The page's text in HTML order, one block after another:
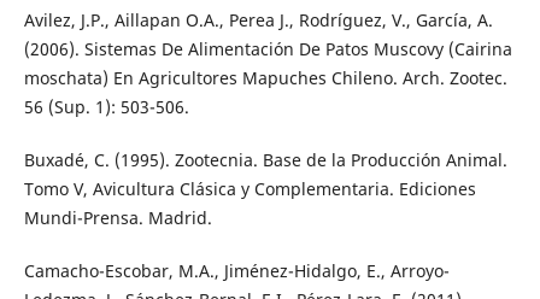
Avilez, J.P., Aillapan O.A., Perea J., Rodríguez, V., García, A.
(2006). Sistemas De Alimentación De Patos Muscovy (Cairina
moschata) En Agricultores Mapuches Chileno. Arch. Zootec.
56 (Sup. 1): 503-506.
Buxadé, C. (1995). Zootecnia. Base de la Producción Animal.
Tomo V, Avicultura Clásica y Complementaria. Ediciones
Mundi-Prensa. Madrid.
Camacho-Escobar, M.A., Jiménez-Hidalgo, E., Arroyo-